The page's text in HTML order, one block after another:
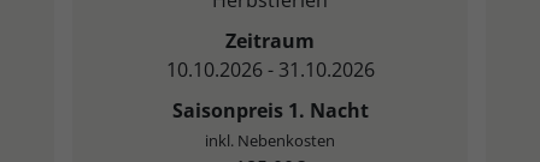
Zeitraum
10.10.2026 - 31.10.2026
Saisonpreis 1. Nacht
inkl. Nebenkosten